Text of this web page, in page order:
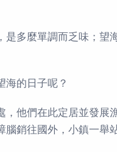
多麼單調而乏味；望
海的日子呢？
他們在此定居並發展
銷往國外，小鎮一舉